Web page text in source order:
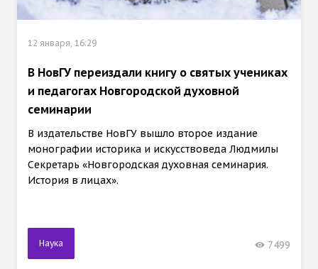
12 января, 16:29
В НовГУ переиздали книгу о святых учениках
и педагогах Новгородской духовной
семинарии
В издательстве НовГУ вышло второе издание
монографии историка и искусствоведа Людмилы
Секретарь «Новгородская духовная семинария.
История в лицах».
Наука 7499